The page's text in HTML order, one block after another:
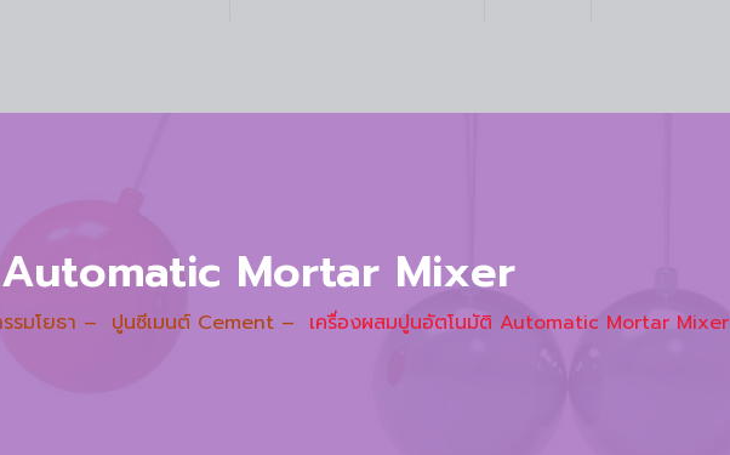
Mortar Mixer
รมโยธา – ปูนซีเมนต์ Cement – เครื่องผสมปูนอัตโนมัติ Automatic Mortar Mixer